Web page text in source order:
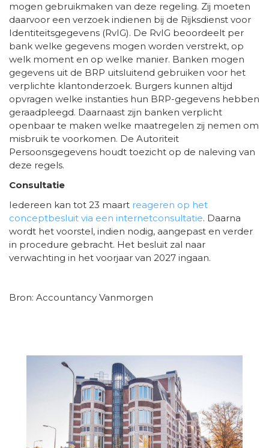
mogen gebruikmaken van deze regeling. Zij moeten
daarvoor een verzoek indienen bij de Rijksdienst voor
Identiteitsgegevens (RvIG). De RvIG beoordeelt per
bank welke gegevens mogen worden verstrekt, op
welk moment en op welke manier. Banken mogen
gegevens uit de BRP uitsluitend gebruiken voor het
verplichte klantonderzoek. Burgers kunnen altijd
opvragen welke instanties hun BRP-gegevens hebben
geraadpleegd. Daarnaast zijn banken verplicht
openbaar te maken welke maatregelen zij nemen om
misbruik te voorkomen. De Autoriteit
Persoonsgegevens houdt toezicht op de naleving van
deze regels.
Consultatie
Iedereen kan tot 23 maart reageren op het
conceptbesluit via een internetconsultatie. Daarna
wordt het voorstel, indien nodig, aangepast en verder
in procedure gebracht. Het besluit zal naar
verwachting in het voorjaar van 2027 ingaan.
Bron: Accountancy Vanmorgen